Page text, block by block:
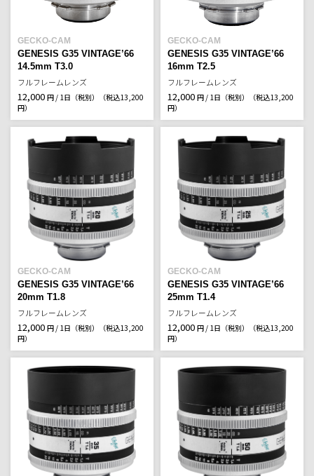
GECKO-CAM
GENESIS G35 VINTAGE’66
14.5mm T3.0
フルフレームレンズ
12,000 円 / 1日（税別）
（税込13,200
円）
GECKO-CAM
GENESIS G35 VINTAGE’66
16mm T2.5
フルフレームレンズ
12,000 円 / 1日（税別）
（税込13,200
円）
GECKO-CAM
GENESIS G35 VINTAGE’66
20mm T1.8
フルフレームレンズ
12,000 円 / 1日（税別）
（税込13,200
円）
GECKO-CAM
GENESIS G35 VINTAGE’66
25mm T1.4
フルフレームレンズ
12,000 円 / 1日（税別）
（税込13,200
円）